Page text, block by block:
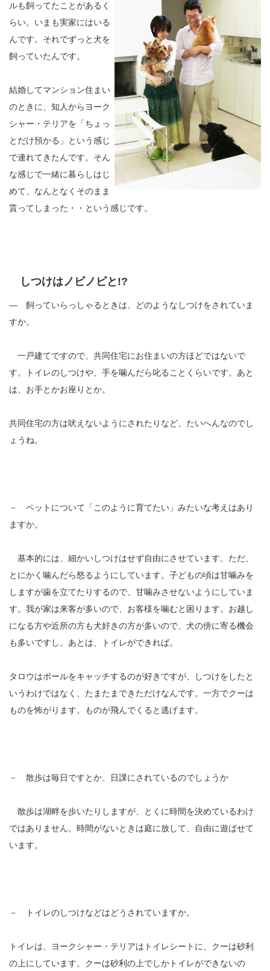
ルも飼ってたことがあるく
らい。いまも実家にはいる
んです。それでずっと犬を
飼っていたんです。
結婚してマンション住まい
のときに、知人からヨーク
シャー・テリアを「ちょっ
とだけ預かる」という感じ
で連れてきたんです。そん
な感じで一緒に暮らしはじ
めて、なんとなくそのまま
貰ってしまった・・という感じです。
しつけはノビノビと!?
― 飼っていらっしゃるときは、どのようなしつけをされていま
すか。
一戸建てですので、共同住宅にお住まいの方ほどではないで
す。トイレのしつけや、手を噛んだら叱ることくらいです。あと
は、お手とかお座りとか。
共同住宅の方は吠えないようにされたりなど、たいへんなのでし
ょうね。
－ ペットについて「このように育てたい」みたいな考えはあり
ますか。
基本的には、細かいしつけはせず自由にさせています。ただ、
とにかく噛んだら怒るようにしています。子どもの頃は甘噛みを
しますが歯を立てたりするので、甘噛みさせないようにしていま
す。我が家は来客が多いので、お客様を噛むと困ります。お越し
になる方や近所の方も犬好きの方が多いので、犬の傍に寄る機会
も多いですし。あとは、トイレができれば。
タロウはボールをキャッチするのが好きですが、しつけをしたと
いうわけではなく、たまたまできただけなんです。一方でクーは
ものを怖がります。ものが飛んでくると逃げます。
－ 散歩は毎日ですとか、日課にされているのでしょうか
散歩は湖畔を歩いたりしますが、とくに時間を決めているわけ
ではありません。時間がないときは庭に放して、自由に遊ばせて
います。
－ トイレのしつけなどはどうされていますか。
トイレは、ヨークシャー・テリアはトイレシートに、クーは砂利
の上にしています。クーは砂利の上でしかトイレができないの